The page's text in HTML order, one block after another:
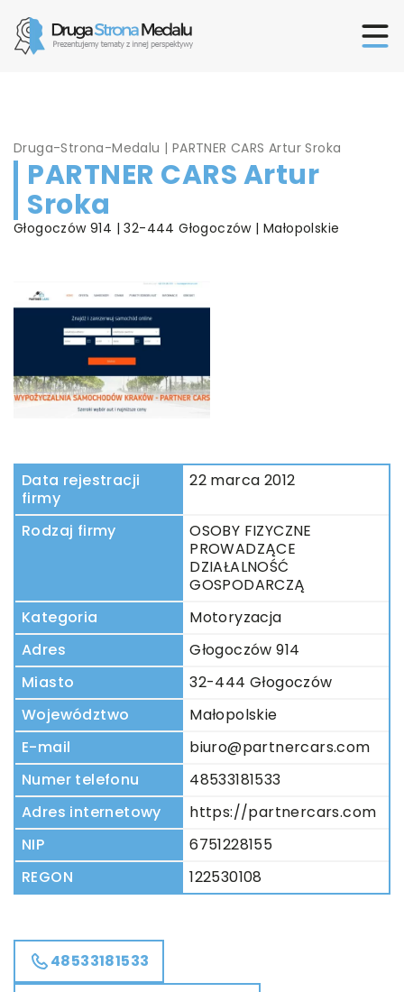
Druga-Strona-Medalu | PARTNER CARS Artur Sroka
PARTNER CARS Artur
Sroka
Głogoczów 914 | 32-444 Głogoczów | Małopolskie
Data rejestracji
firmy
22 marca 2012
Rodzaj firmy
OSOBY FIZYCZNE
PROWADZĄCE
DZIAŁALNOŚĆ
GOSPODARCZĄ
Kategoria
Motoryzacja
Adres
Głogoczów 914
Miasto
32-444 Głogoczów
Województwo
Małopolskie
E-mail
biuro@partnercars.com
Numer telefonu
48533181533
Adres internetowy
https://partnercars.com
NIP
6751228155
REGON
122530108
48533181533